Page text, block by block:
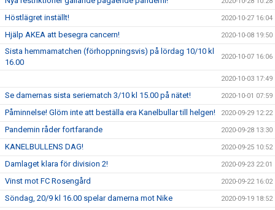
Höstlägret inställt! 2020-10-27 16:04
Hjälp AKEA att besegra cancern! 2020-10-08 19:50
Sista hemmamatchen (förhoppningsvis) på lördag 10/10 kl
16.00
2020-10-07 16:06
2020-10-03 17:49
Se damernas sista seriematch 3/10 kl 15.00 på nätet! 2020-10-01 07:59
Påminnelse! Glöm inte att beställa era Kanelbullar till helgen! 2020-09-29 12:22
Pandemin råder fortfarande 2020-09-28 13:30
KANELBULLENS DAG! 2020-09-25 10:52
Damlaget klara för division 2! 2020-09-23 22:01
Vinst mot FC Rosengård 2020-09-22 16:02
Söndag, 20/9 kl 16.00 spelar damerna mot Nike 2020-09-19 18:52